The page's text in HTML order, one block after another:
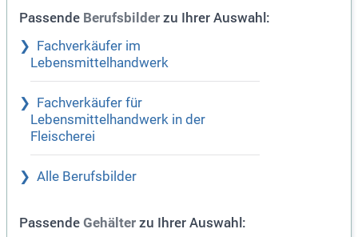
Passende Berufsbilder zu Ihrer Auswahl:
Fachverkäufer im
Lebensmittelhandwerk
Fachverkäufer für
Lebensmittelhandwerk in der
Fleischerei
Alle Berufsbilder
Passende Gehälter zu Ihrer Auswahl: